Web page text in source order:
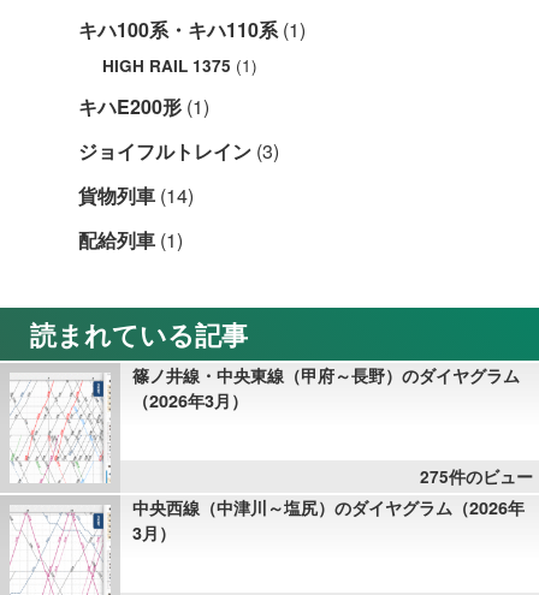
キハ100系・キハ110系(1)
HIGH RAIL 1375 (1)
キハE200形 (1)
ジョイフルトレイン (3)
貨物列車 (14)
配給列車 (1)
読まれている記事
篠ノ井線・中央東線（甲府～長野）のダイヤグラム
（2026年3月）
275件のビュー
中央西線（中津川～塩尻）のダイヤグラム（2026年
3月）